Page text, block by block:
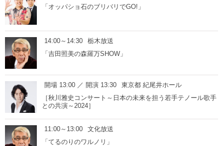
「オッパショ石のブリバリでGO!」
14:00～14:30
栃木放送
「吉田照美の森羅万SHOW」
開場 13:00 ／ 開演 13:30
東京都 紀尾井ホール
［秋川雅史コンサート～日本の未来を担う若手テノール歌手
との共演～2024］
11:00～13:00
文化放送
「てるのりのワルノリ」